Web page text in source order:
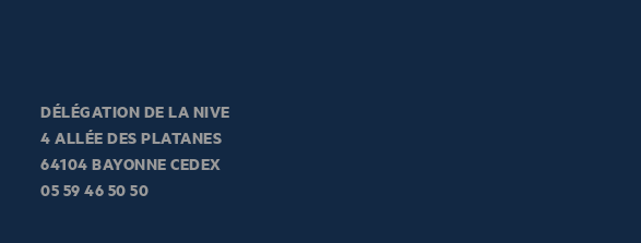
DÉLÉGATION DE LA NIVE
4 ALLÉE DES PLATANES
64104 BAYONNE CEDEX
05 59 46 50 50